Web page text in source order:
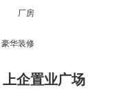
厂房
豪华装修
上企置业广场